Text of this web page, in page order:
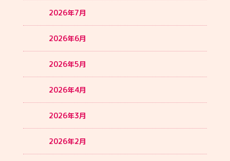
2026年7月
2026年6月
2026年5月
2026年4月
2026年3月
2026年2月